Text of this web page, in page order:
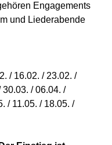
Engagements
und Liederabende
/ 16.02. / 23.02. /
30.03. / 06.04. /
/ 11.05. / 18.05. /